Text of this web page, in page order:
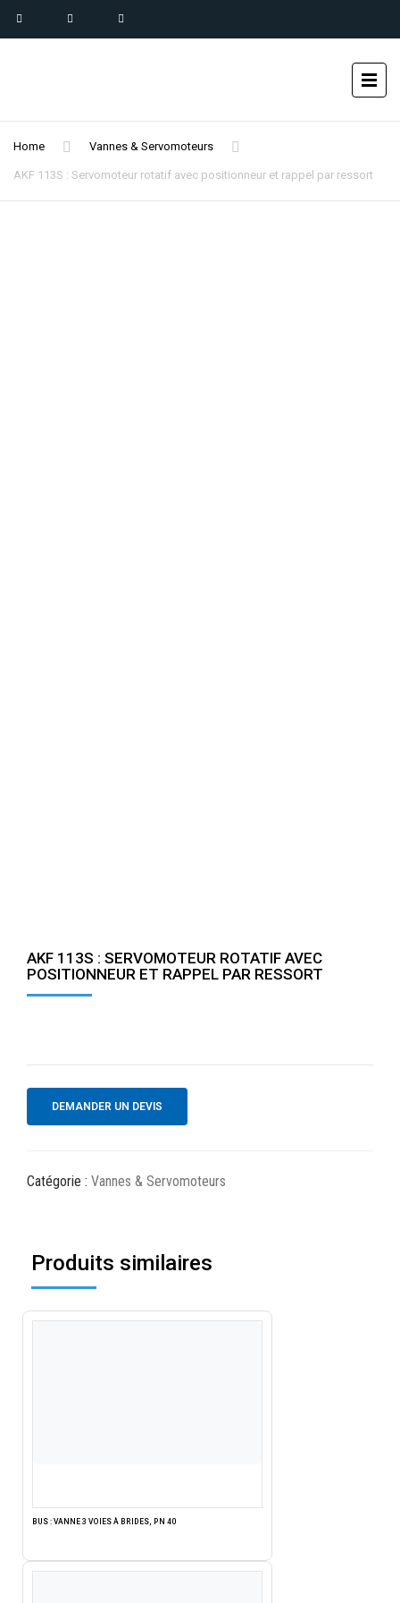
Home Vannes & Servomoteurs
AKF 113S : Servomoteur rotatif avec positionneur et rappel par ressort
AKF 113S : SERVOMOTEUR ROTATIF AVEC
POSITIONNEUR ET RAPPEL PAR RESSORT
DEMANDER UN DEVIS
Catégorie : Vannes & Servomoteurs
Produits similaires
BUS : VANNE 3 VOIES À BRIDES, PN 40